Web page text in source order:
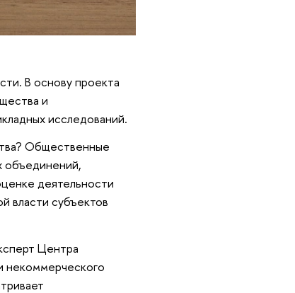
В основу проекта
и
исследований.
Общественные
объединений,
деятельности
власти субъектов
Центра
некоммерческого